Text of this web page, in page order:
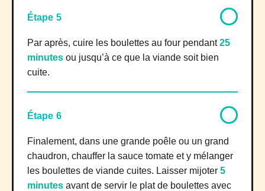
Étape 5
Par après, cuire les boulettes au four pendant25
minutes ou jusqu’à ce que la viande soit bien
cuite.
Étape 6
Finalement, dans une grande poêle ou un grand
chaudron, chauffer la sauce tomate et y mélanger
les boulettes de viande cuites. Laisser mijoter 5
minutes avant de servir le plat de boulettes avec